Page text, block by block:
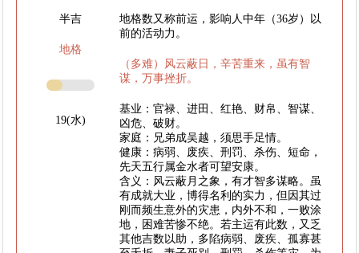
半吉
地格
19(水)
地格数又称前运，影响人中年（36岁）以
前的活动力。
（多难）风云蔽日，辛苦重来，虽有智
谋，万事挫折。
基业：官禄、进田、红艳、财帛、智谋、
凶危、破财。
家庭：兄弟成吴越，须思手足情。
健康：病弱、废疾、刑罚、杀伤、短命，
先天五行属金水者可望安康。
含义：风云蔽月之象，有才智多谋略。虽
有成就大业，博得名利的实力，但因其过
刚而频生意外的灾患，内外不和，一败涂
地，困难苦惨不绝。若主运有此数，又乏
其他吉数以助，多陷病弱、废疾、孤寡甚